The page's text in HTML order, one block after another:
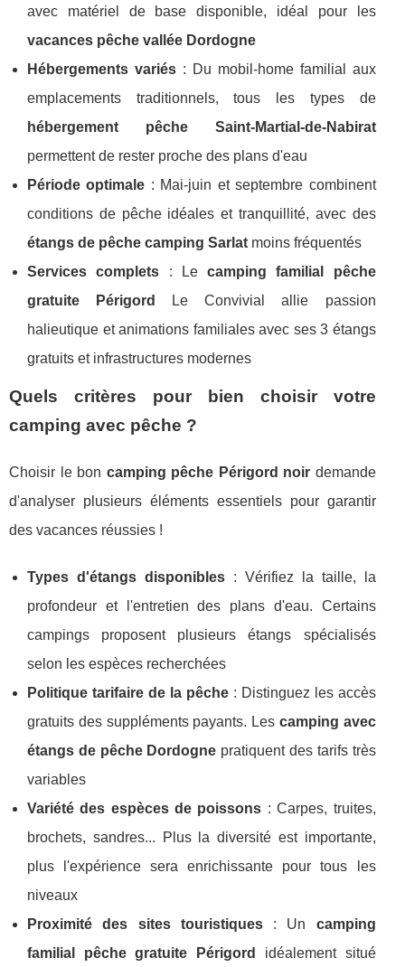
avec matériel de base disponible, idéal pour les
vacances pêche vallée Dordogne
Hébergements variés: Du mobil-home familial aux
emplacements traditionnels, tous les types de
hébergement pêche Saint-Martial-de-Nabirat
permettent de rester proche des plans d'eau
Période optimale : Mai-juin et septembre combinent
conditions de pêche idéales et tranquillité, avec des
étangs de pêche camping Sarlat moins fréquentés
Services complets : Lecamping familial pêche
gratuite Périgord
Le Convivial allie passion
halieutique et animations familiales avec ses 3 étangs
gratuits et infrastructures modernes
Quels critères pour bien choisir votre
camping avec pêche ?
Choisir le bon camping pêche Périgord noir demande
d'analyser plusieurs éléments essentiels pour garantir
des vacances réussies !
Types d'étangs disponibles: Vérifiez la taille, la
profondeur et l'entretien des plans d'eau. Certains
campings proposent plusieurs étangs spécialisés
selon les espèces recherchées
Politique tarifaire de la pêche: Distinguez les accès
gratuits des suppléments payants. Les camping avec
étangs de pêche Dordogne pratiquent des tarifs très
variables
Variété des espèces de poissons : Carpes, truites,
brochets, sandres... Plus la diversité est importante,
plus l'expérience sera enrichissante pour tous les
niveaux
Proximité des sites touristiques: Un camping
familial pêche gratuite Périgord
idéalement situé